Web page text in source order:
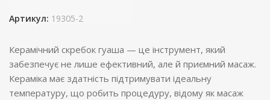
Артикул: 19305-2
Керамічний скребок гуаша — це інструмент, який
забезпечує не лише ефективний, але й приємний масаж.
Кераміка має здатність підтримувати ідеальну
температуру, що робить процедуру, відому як масаж